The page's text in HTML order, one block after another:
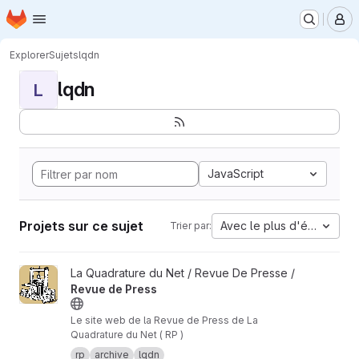
Passer au contenu principal
Page d'accueil
ExplorerSujetslqdn
L lqdn
JavaScript
Projets sur ce sujet Trier par: Avec le plus d'étoiles
Afficher le projet Revue de Press
La Quadrature du Net / Revue De Presse /
Revue de Press
Le site web de la Revue de Press de La
Quadrature du Net ( RP )
rp
archive lqdn